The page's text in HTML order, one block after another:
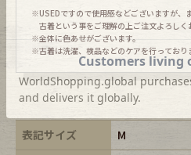
※USEDですので使用感などございますが、
古着という事をご理解の上ご注文よろしく
※全体に色あせがございます。
※古着は洗濯、検品などのケアを行っており
表記サイズ
M